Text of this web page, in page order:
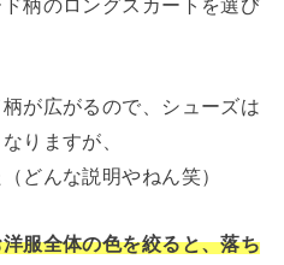
柄のロングスカートを選び
が広がるので、シューズは
りますが、
どんな説明やねん笑）
服全体の色を絞ると、落ち